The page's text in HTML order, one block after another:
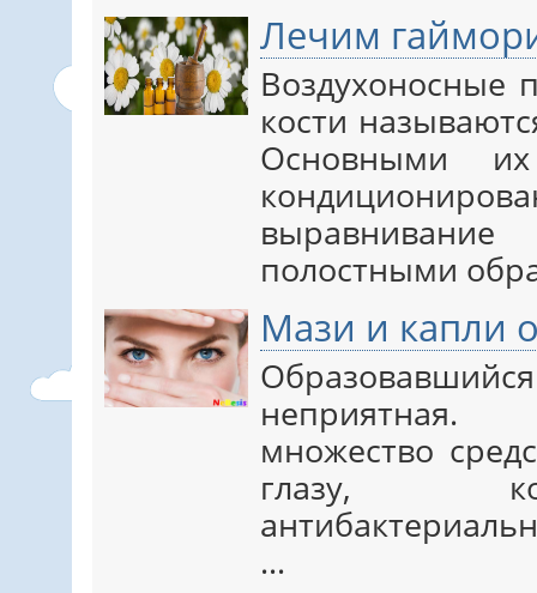
Лечим
Воздухоносные
кости
Основными
полостными
Мази и капли
неприятная.
множество
глазу,
…